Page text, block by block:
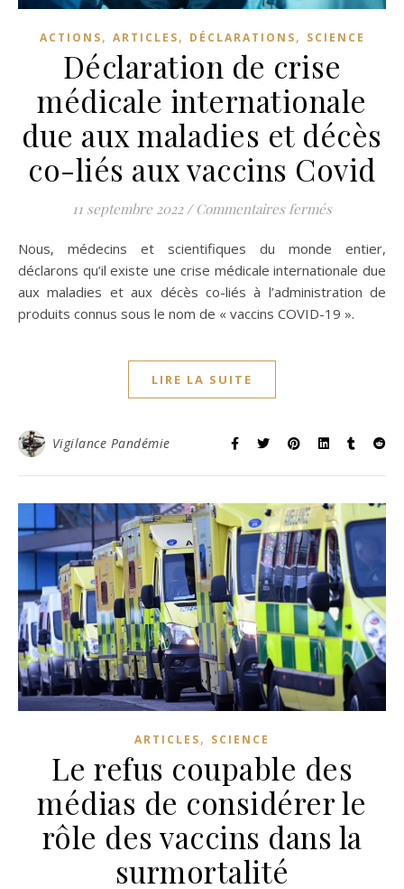
ACTIONS, ARTICLES, DÉCLARATIONS, SCIENCE
Déclaration de crise
médicale internationale
due aux maladies et décès
co-liés aux vaccins Covid
11 septembre 2022 / Commentaires ferméssur
Nous, médecins et scientifiques du monde entier,
déclarons qu’il existe une crise médicale internationale due
aux maladies et aux décès co-liés à l’administration de
produits connus sous le nom de « vaccins COVID-19 ».
LIRE LA SUITE
Vigilance Pandémie
ARTICLES, SCIENCE
Le refus coupable des
médias de considérer le
rôle des vaccins dans la
surmortalité